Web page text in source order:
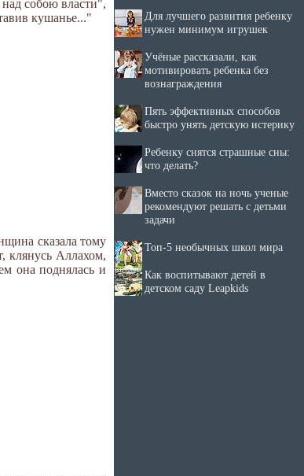
собою власти",
кушанье..."
сказала тому
клянусь Аллахом,
она поднялась и
Для лучшего развития ребенку
нужен минимум игрушек
Учёные рассказали, как
мотивировать ребенка без
вознаграждения
Пять эффективных способов
быстро унять детскую истерику
Ребенку снятся страшные сны:
что делать?
Вместо сказок на ночь ученые
рекомендуют решать с детьми
задачи
Топ-5 необычных школ мира
Как воспитывают детей в
детском саду Leapkids